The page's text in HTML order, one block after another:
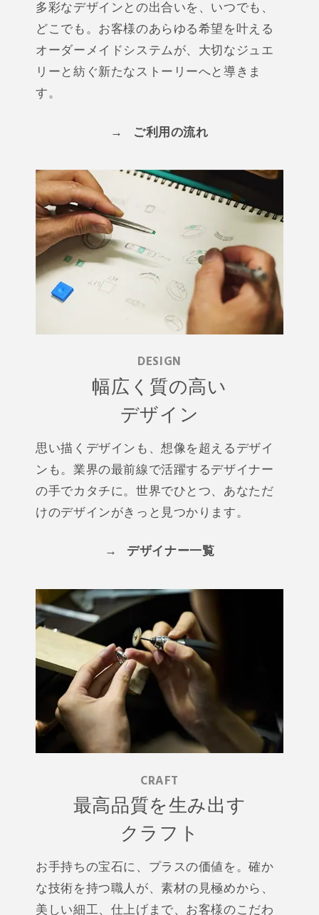
多彩なデザインとの出合いを、いつでも、
どこでも。お客様のあらゆる希望を叶える
オーダーメイドシステムが、大切なジュエ
リーと紡ぐ新たなストーリーへと導きま
す。
→ ご利用の流れ
DESIGN
幅広く質の高い
デザイン
思い描くデザインも、想像を超えるデザイ
ンも。業界の最前線で活躍するデザイナー
の手でカタチに。世界でひとつ、あなただ
けのデザインがきっと見つかります。
→ デザイナー一覧
CRAFT
最高品質を生み出す
クラフト
お手持ちの宝石に、プラスの価値を。確か
な技術を持つ職人が、素材の見極めから、
美しい細工、仕上げまで、お客様のこだわ